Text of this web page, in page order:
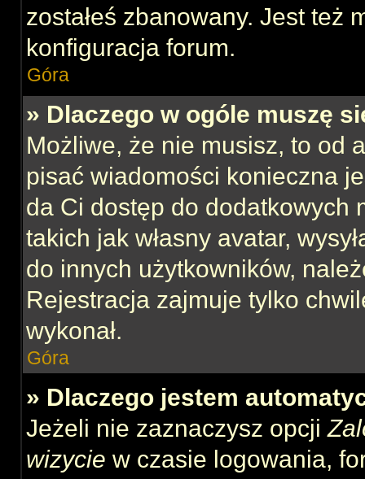
zostałeś zbanowany. Jest też
konfiguracja forum.
Góra
» Dlaczego w ogóle muszę
Możliwe, że nie musisz, to od
pisać wiadomości konieczna
da Ci dostęp do dodatkowych
takich jak własny avatar,
do innych użytkowników,
Rejestracja zajmuje tylko
wykonał.
Góra
» Dlaczego jestem
Jeżeli nie zaznaczysz opcji
wizycie w czasie logowania,